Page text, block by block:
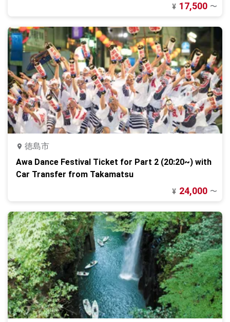
¥ 17,500 〜
徳島市
Awa Dance Festival Ticket for Part 2 (20:20~) with
Car Transfer from Takamatsu
¥ 24,000 〜